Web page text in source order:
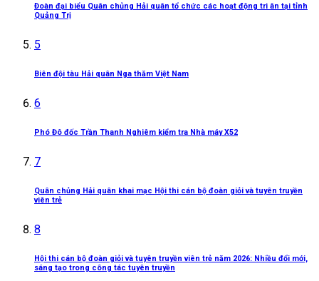
Đoàn đại biểu Quân chủng Hải quân tổ chức các hoạt động tri ân tại tỉnh
Quảng Trị
5
Biên đội tàu Hải quân Nga thăm Việt Nam
6
Phó Đô đốc Trần Thanh Nghiêm kiểm tra Nhà máy X52
7
Quân chủng Hải quân khai mạc Hội thi cán bộ đoàn giỏi và tuyên truyền
viên trẻ
8
Hội thi cán bộ đoàn giỏi và tuyên truyền viên trẻ năm 2026: Nhiều đổi mới,
sáng tạo trong công tác tuyên truyền